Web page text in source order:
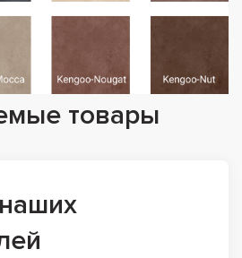
товары